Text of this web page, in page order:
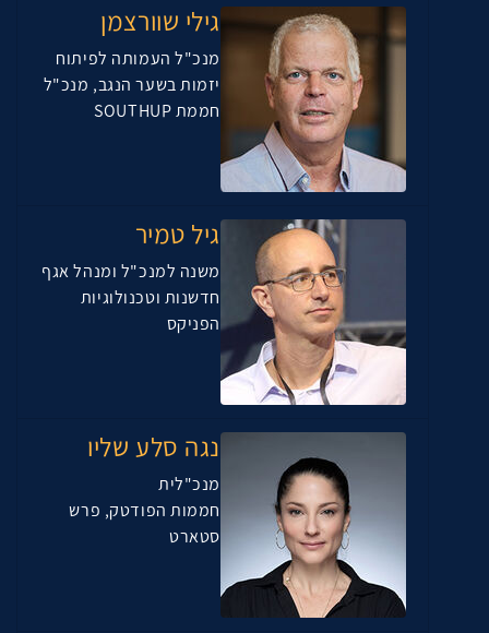
גילי שוורצמן
מנכ"ל העמותה לפיתוח
יזמות בשער הנגב, מנכ"ל
חממת SOUTHUP
גיל טמיר
משנה למנכ"ל ומנהל אגף
חדשנות וטכנולוגיות
הפניקס
נגה סלע שליו
מנכ"לית
חממות הפודטק, פרש
סטארט